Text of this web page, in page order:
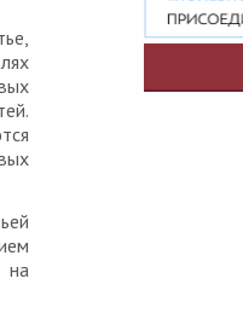
на